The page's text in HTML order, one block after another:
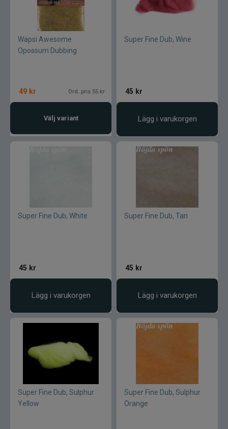
Böjda spön
Berkley
Blue fox Vibrax
C&F Design
CWC
Dano Fly
Darts
Dometic
Drennan
Eastfields Lures
Eiger
Wapsi Awesome
Opossum Dubbing
49 kr Ord. pris 55 kr
Välj variant
Super Fine Dub, Wine
45 kr
Lägg i varukorgen
Super Fine Dub, White
45 kr
Lägg i varukorgen
Super Fine Dub, Tan
45 kr
Lägg i varukorgen
Super Fine Dub, Sulphur
Yellow
Super Fine Dub, Sulphur
Orange